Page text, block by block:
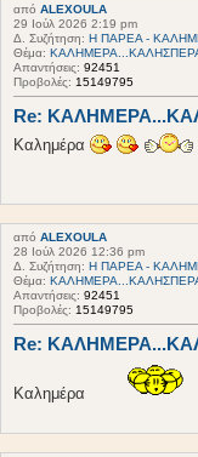
από ALEXOULA
29 Ιούλ 2026 2:19 pm
Δ. Συζήτηση: Η ΠΑΡΕΑ -
Θέμα:
Απαντήσεις: 92451
Προβολές: 15149795
Re:
Καλημέρα
από ALEXOULA
28 Ιούλ 2026 12:36 pm
Δ. Συζήτηση: Η ΠΑΡΕΑ -
Θέμα:
Απαντήσεις: 92451
Προβολές: 15149795
Re:
Καλημέρα